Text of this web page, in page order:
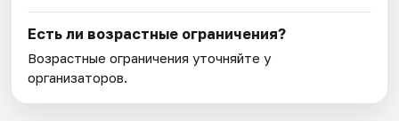
Есть ли возрастные ограничения?
Возрастные ограничения уточняйте у
организаторов.